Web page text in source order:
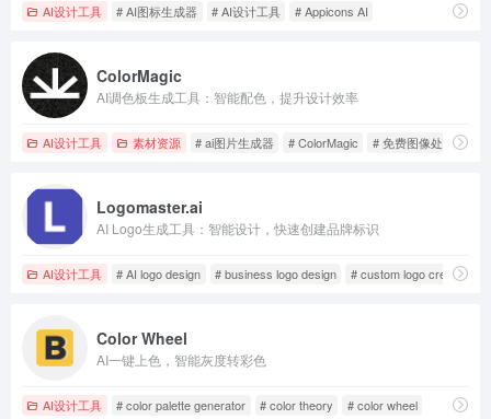
AI设计工具 # AI图标生成器 # AI设计工具 # Appicons AI
ColorMagic
AI调色板生成工具：智能配色，提升设计效率
AI设计工具 素材资源 # ai图片生成器 # ColorMagic # 免费图像处理工具
Logomaster.ai
AI Logo生成工具：智能设计，快速创建品牌标识
AI设计工具 # AI logo design # business logo design # custom logo creator
Color Wheel
AI一键上色，智能灰度转彩色
AI设计工具 # color palette generator # color theory # color wheel